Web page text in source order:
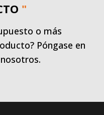
"
o más
Póngase en